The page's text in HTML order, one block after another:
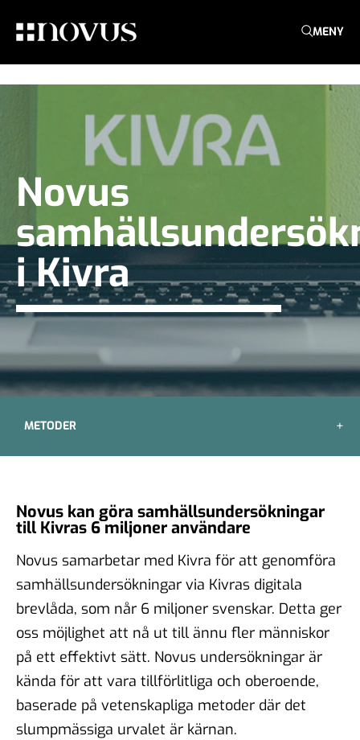
MENY
Novus
i Kivra
METODER
Novus kan göra samhällsundersökningar
till Kivras 6 miljoner användare
Novus samarbetar med Kivra för att genomföra
samhällsundersökningar via Kivras digitala
brevlåda, som når 6 miljoner svenskar. Detta ger
oss möjlighet att nå ut till ännu fler människor
på ett effektivt sätt. Novus undersökningar är
kända för att vara tillförlitliga och oberoende,
baserade på vetenskapliga metoder där det
slumpmässiga urvalet är kärnan.